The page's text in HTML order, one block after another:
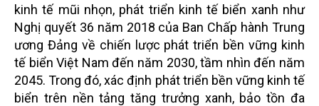
kinh tế mũi nhọn, phát triển kinh tế biển xanh như
Nghị quyết 36 năm 2018 của Ban Chấp hành Trung
ương Đảng về chiến lược phát triển bền vững kinh
tế biển Việt Nam đến năm 2030, tầm nhìn đến năm
2045. Trong đó, xác định phát triển bền vững kinh tế
biển trên nền tảng tăng trưởng xanh, bảo tồn đa